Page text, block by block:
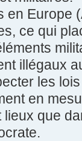
en Europe
ce qui
illégaux
les
en
que